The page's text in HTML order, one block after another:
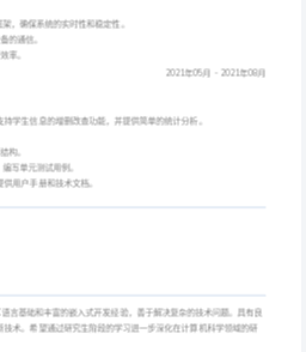
，确保系统的实时性和稳定性。
的通信。
率。
2021年05月 - 2021年08月
学生信息的增删改查功能，并提供简单的统计分析。
构。
写单元测试用例。
用户手册和技术文档。
言基础和丰富的嵌入式开发经验，善于解决复杂的技术问题。具有良
术。希望通过研究生阶段的学习进一步深化在计算机科学领域的研